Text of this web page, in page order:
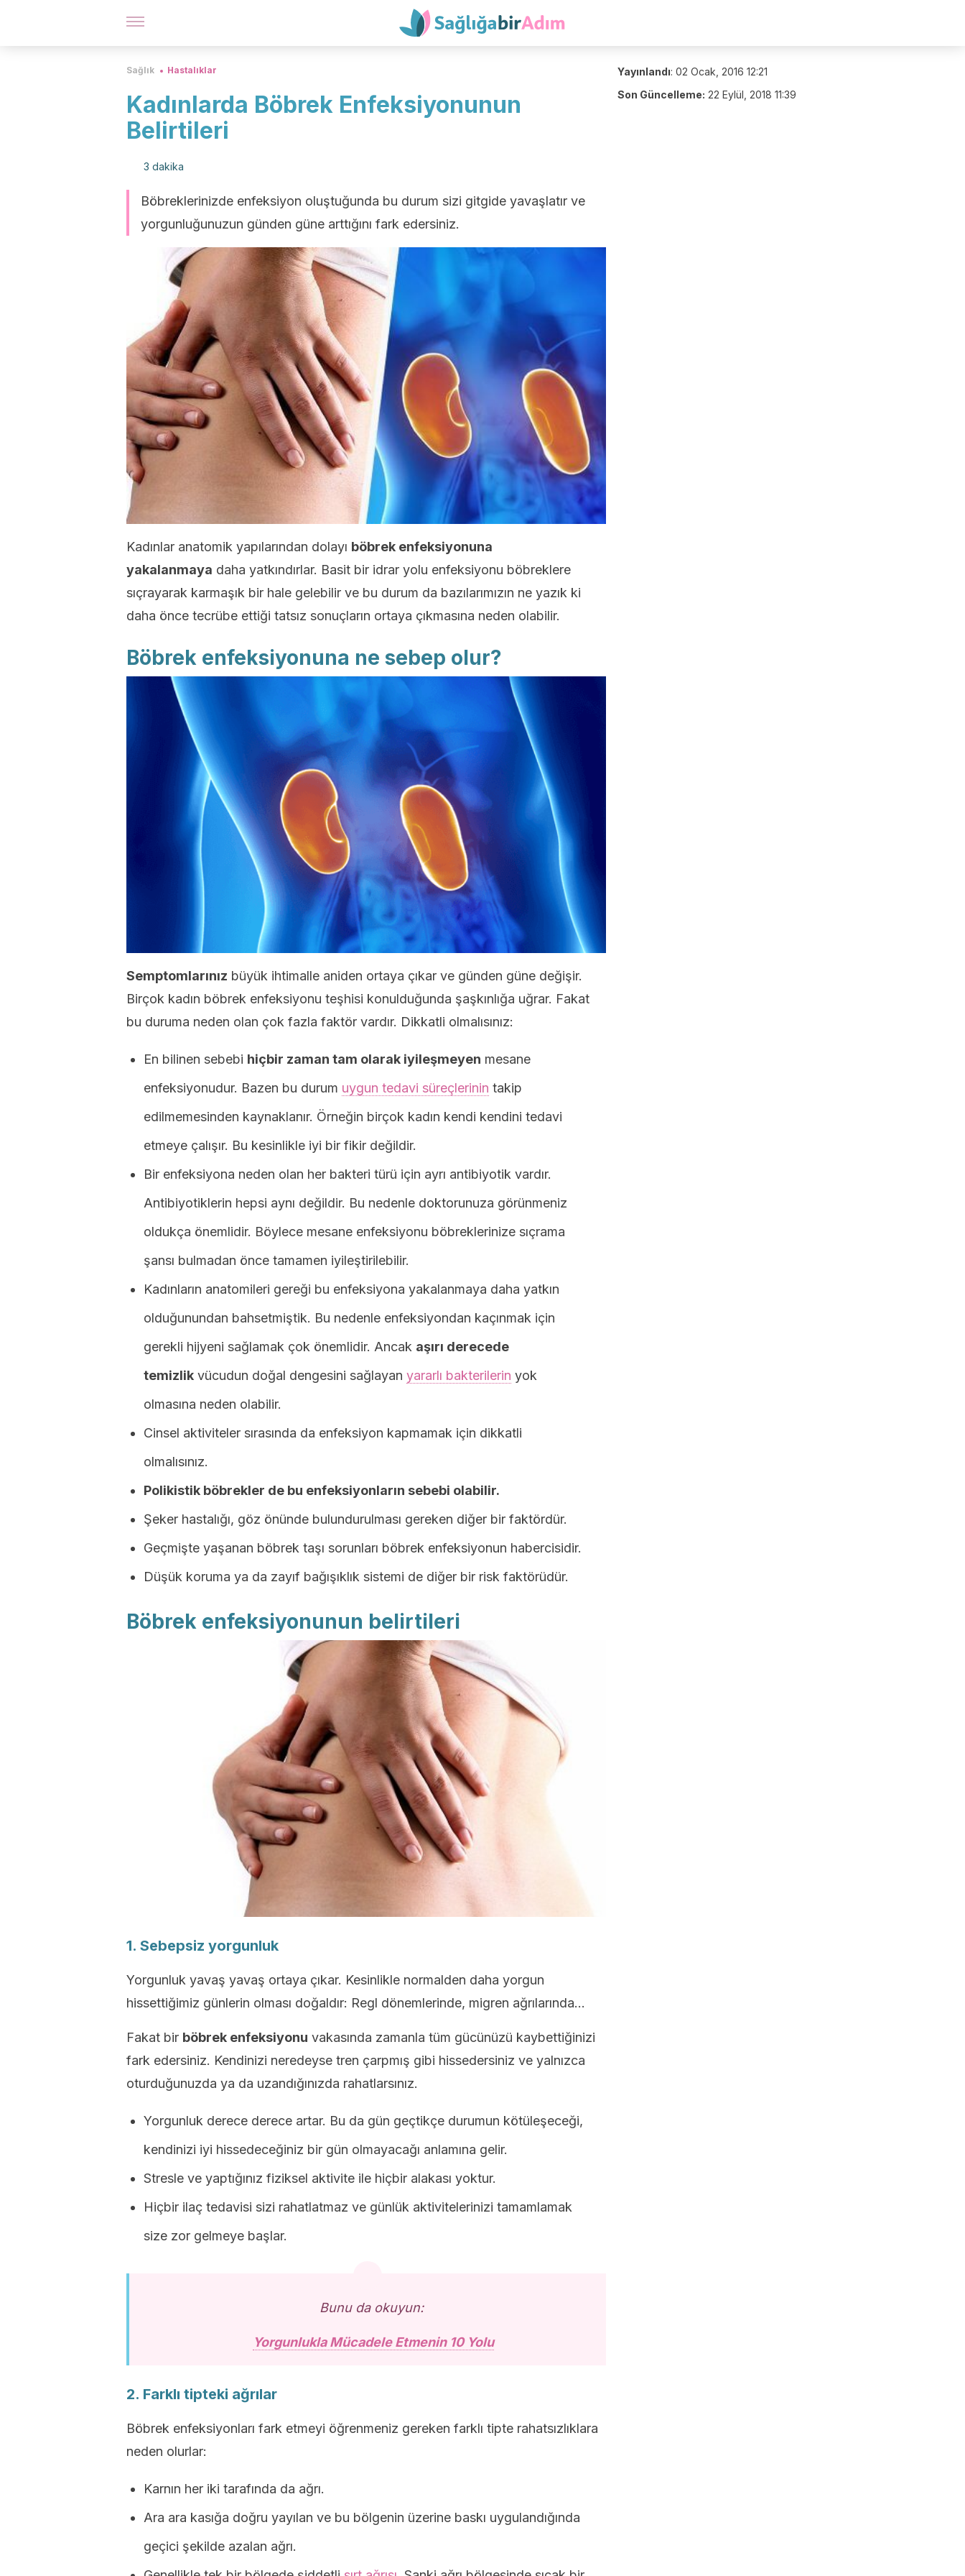
Sağlık Hastalıklar
Kadınlarda Böbrek Enfeksiyonunun
Belirtileri
3 dakika
Böbreklerinizde enfeksiyon oluştuğunda bu durum sizi gitgide yavaşlatır ve
yorgunluğunuzun günden güne arttığını fark edersiniz.
Kadınlar anatomik yapılarından dolayı böbrek enfeksiyonuna
yakalanmaya daha yatkındırlar. Basit bir idrar yolu enfeksiyonu böbreklere
sıçrayarak karmaşık bir hale gelebilir ve bu durum da bazılarımızın ne yazık ki
daha önce tecrübe ettiği tatsız sonuçların ortaya çıkmasına neden olabilir.
Böbrek enfeksiyonuna ne sebep olur?
Semptomlarınız büyük ihtimalle aniden ortaya çıkar ve günden güne değişir.
Birçok kadın böbrek enfeksiyonu teşhisi konulduğunda şaşkınlığa uğrar. Fakat
bu duruma neden olan çok fazla faktör vardır. Dikkatli olmalısınız:
En bilinen sebebi hiçbir zaman tam olarak iyileşmeyen mesane
enfeksiyonudur. Bazen bu durum uygun tedavi süreçlerinin takip
edilmemesinden kaynaklanır. Örneğin birçok kadın kendi kendini tedavi
etmeye çalışır. Bu kesinlikle iyi bir fikir değildir.
Bir enfeksiyona neden olan her bakteri türü için ayrı antibiyotik vardır.
Antibiyotiklerin hepsi aynı değildir. Bu nedenle doktorunuza görünmeniz
oldukça önemlidir. Böylece mesane enfeksiyonu böbreklerinize sıçrama
şansı bulmadan önce tamamen iyileştirilebilir.
Kadınların anatomileri gereği bu enfeksiyona yakalanmaya daha yatkın
olduğunundan bahsetmiştik. Bu nedenle enfeksiyondan kaçınmak için
gerekli hijyeni sağlamak çok önemlidir. Ancak aşırı derecede
temizlik vücudun doğal dengesini sağlayan yararlı bakterilerin yok
olmasına neden olabilir.
Cinsel aktiviteler sırasında da enfeksiyon kapmamak için dikkatli
olmalısınız.
Polikistik böbrekler de bu enfeksiyonların sebebi olabilir.
Şeker hastalığı, göz önünde bulundurulması gereken diğer bir faktördür.
Geçmişte yaşanan böbrek taşı sorunları böbrek enfeksiyonun habercisidir.
Düşük koruma ya da zayıf bağışıklık sistemi de diğer bir risk faktörüdür.
Böbrek enfeksiyonunun belirtileri
1. Sebepsiz yorgunluk
Yorgunluk yavaş yavaş ortaya çıkar. Kesinlikle normalden daha yorgun
hissettiğimiz günlerin olması doğaldır: Regl dönemlerinde, migren ağrılarında…
Fakat bir böbrek enfeksiyonu vakasında zamanla tüm gücünüzü kaybettiğinizi
fark edersiniz. Kendinizi neredeyse tren çarpmış gibi hissedersiniz ve yalnızca
oturduğunuzda ya da uzandığınızda rahatlarsınız.
Yorgunluk derece derece artar. Bu da gün geçtikçe durumun kötüleşeceği,
kendinizi iyi hissedeceğiniz bir gün olmayacağı anlamına gelir.
Stresle ve yaptığınız fiziksel aktivite ile hiçbir alakası yoktur.
Hiçbir ilaç tedavisi sizi rahatlatmaz ve günlük aktivitelerinizi tamamlamak
size zor gelmeye başlar.
Bunu da okuyun:
Yorgunlukla Mücadele Etmenin 10 Yolu
2. Farklı tipteki ağrılar
Böbrek enfeksiyonları fark etmeyi öğrenmeniz gereken farklı tipte rahatsızlıklara
neden olurlar:
Karnın her iki tarafında da ağrı.
Ara ara kasığa doğru yayılan ve bu bölgenin üzerine baskı uygulandığında
geçici şekilde azalan ağrı.
Yayınlandı: 02 Ocak, 2016 12:21
Son Güncelleme: 22 Eylül, 2018 11:39